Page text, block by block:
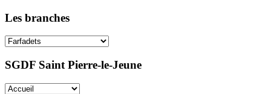
Les branches
SGDF Saint Pierre-le-Jeune